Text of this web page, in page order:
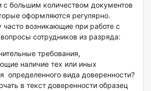
с большим количеством документов
оформляются регулярно.
часто возникающие при работе с
сотрудников из разряда:
требования,
наличие тех или иных
определенного вида доверенности?
в текст доверенности образец